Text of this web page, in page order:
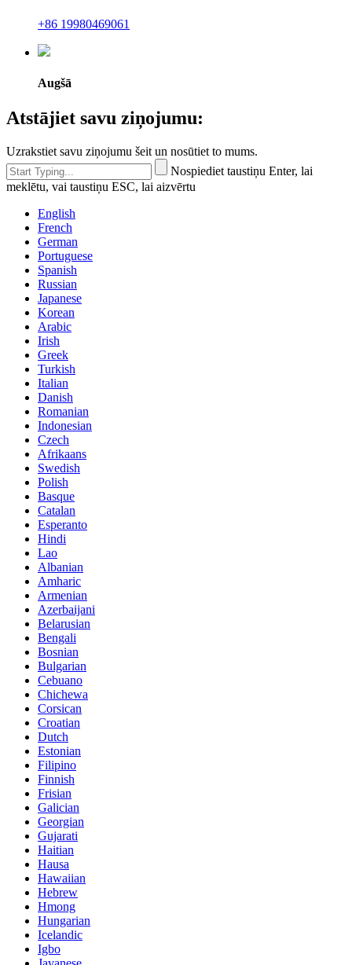
+86 19980469061
Augšā
Atstājiet savu ziņojumu:
Uzrakstiet savu ziņojumu šeit un nosūtiet to mums.
Nospiediet taustiņu Enter, lai
meklētu, vai taustiņu ESC, lai aizvērtu
English
French
German
Portuguese
Spanish
Russian
Japanese
Korean
Arabic
Irish
Greek
Turkish
Italian
Danish
Romanian
Indonesian
Czech
Afrikaans
Swedish
Polish
Basque
Catalan
Esperanto
Hindi
Lao
Albanian
Amharic
Armenian
Azerbaijani
Belarusian
Bengali
Bosnian
Bulgarian
Cebuano
Chichewa
Corsican
Croatian
Dutch
Estonian
Filipino
Finnish
Frisian
Galician
Georgian
Gujarati
Haitian
Hausa
Hawaiian
Hebrew
Hmong
Hungarian
Icelandic
Igbo